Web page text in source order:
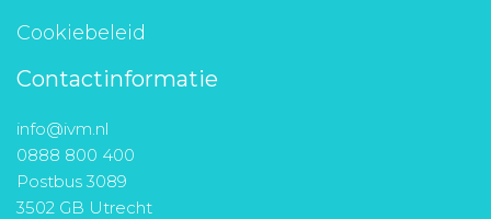
Cookiebeleid
Contactinformatie
info@ivm.nl
0888 800 400
Postbus 3089
3502 GB Utrecht